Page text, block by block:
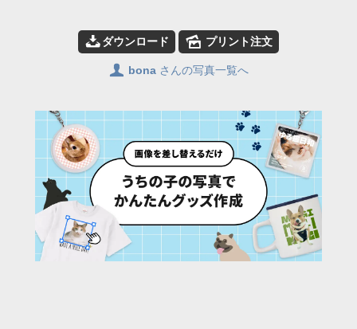
📥ダウンロード 🌄 プリント注文
👤 bona さんの写真一覧へ